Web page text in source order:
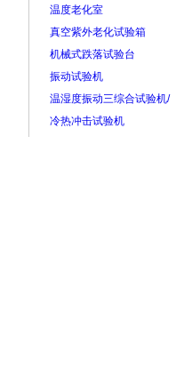
温度老化室
真空紫外老化试验箱
机械式跌落试验台
振动试验机
温湿度振动三综合试验机/
冷热冲击试验机